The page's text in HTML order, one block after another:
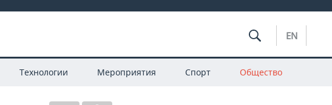
EN
Технологии Мероприятия Спорт Общество